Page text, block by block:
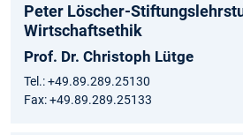
Peter Löscher-
Wirtschaftsethik
Prof. Dr. Christoph Lütge
Tel.: +49.89.289.25130
Fax: +49.89.289.25133